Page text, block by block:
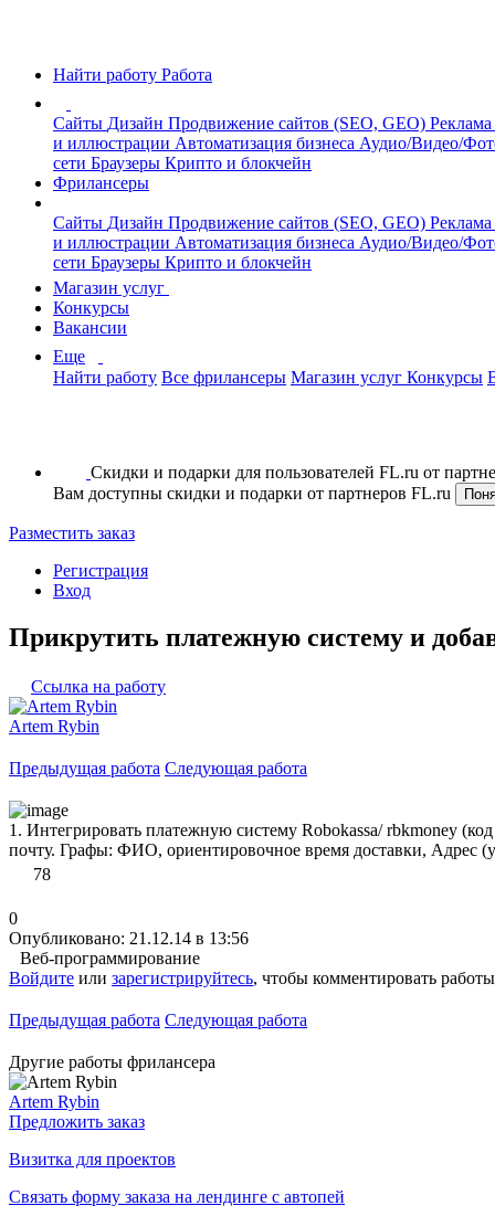
Найти работу Работа
Сайты Дизайн Продвижение сайтов (SEO, GEO)
и иллюстрации Автоматизация бизнеса Аудио/Видео/
сети Браузеры Крипто и блокчейн
Фрилансеры
Сайты Дизайн Продвижение сайтов (SEO, GEO)
и иллюстрации Автоматизация бизнеса Аудио/Видео/
сети Браузеры Крипто и блокчейн
Магазин услуг
Конкурсы
Вакансии
Еще
Найти работу Все фрилансеры Магазин услуг Конкурсы
Скидки и подарки для пользователей FL.ru от
Вам доступны скидки и подарки от партнеров FL.ru
Разместить заказ
Регистрация
Вход
Прикрутить платежную систему и
Ссылка на работу
Artem Rybin
Предыдущая работа Следующая работа
1. Интегрировать платежную систему Robokassa/ rbkmoney
почту. Графы: ФИО, ориентировочное время доставки, Адрес
78
0
Опубликовано: 21.12.14 в 13:56
Веб-программирование
Войдите или зарегистрируйтесь, чтобы комментировать
Предыдущая работа Следующая работа
Другие работы фрилансера
Artem Rybin
Предложить заказ
Визитка для проектов
Связать форму заказа на лендинге с автопей